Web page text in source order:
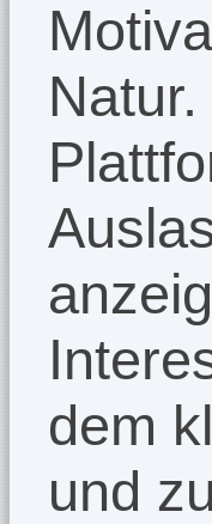
dem
und